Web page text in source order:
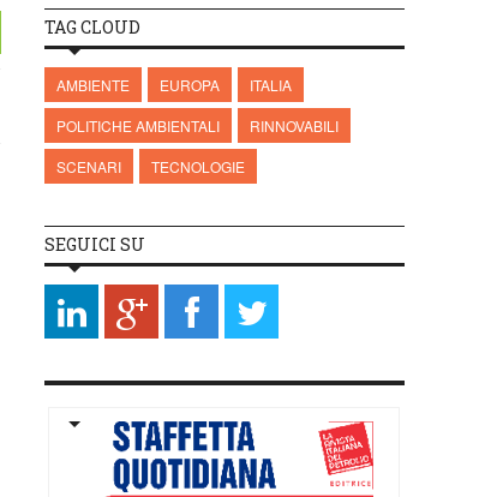
TAG CLOUD
AMBIENTE EUROPA
ITALIA
POLITICHE AMBIENTALI
RINNOVABILI
SCENARI
TECNOLOGIE
SEGUICI SU